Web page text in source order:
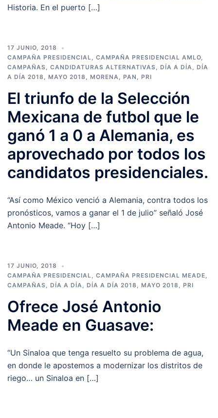
Historia. En el puerto […]
17 JUNIO, 2018
CAMPAÑA PRESIDENCIAL, CAMPAÑA PRESIDENCIAL AMLO,
CAMPAÑAS, CANDIDATURAS ALTERNATIVAS, DÍA A DÍA, DÍA
A DÍA 2018 , MAYO 2018 , MORENA, PAN , PRI
El triunfo de la Selección
Mexicana de futbol que le
ganó 1 a 0 a Alemania, es
aprovechado por todos los
candidatos presidenciales.
“Así como México venció a Alemania, contra todos los
pronósticos, vamos a ganar el 1 de julio” señaló José
Antonio Meade. “Hoy […]
17 JUNIO, 2018
CAMPAÑA PRESIDENCIAL, CAMPAÑA PRESIDENCIAL MEADE,
CAMPAÑAS, DÍA A DÍA, DÍA A DÍA 2018 , MAYO 2018 , PRI
Ofrece José Antonio
Meade en Guasave:
“Un Sinaloa que tenga resuelto su problema de agua,
en donde le apostemos a modernizar los distritos de
riego… un Sinaloa en […]